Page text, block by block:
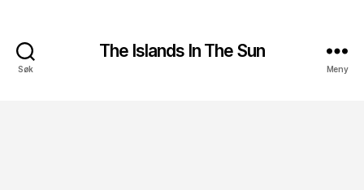
Søk
The Islands In The Sun
Meny